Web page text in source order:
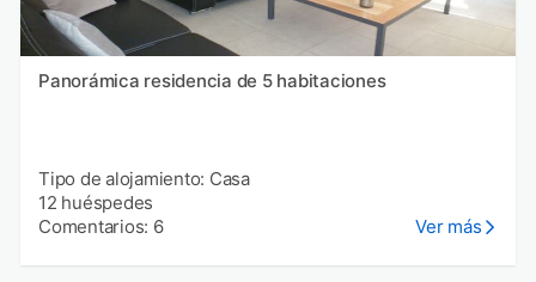
Panorámica residencia de 5 habitaciones
Tipo de alojamiento: Casa
12 huéspedes
Comentarios: 6
Ver más